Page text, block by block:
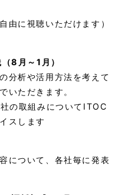
由に視聴いただけます）
8月～1月）
分析や活用方法を考えて
いただきます。
の取組みについてITOC
スします
について、各社毎に発表